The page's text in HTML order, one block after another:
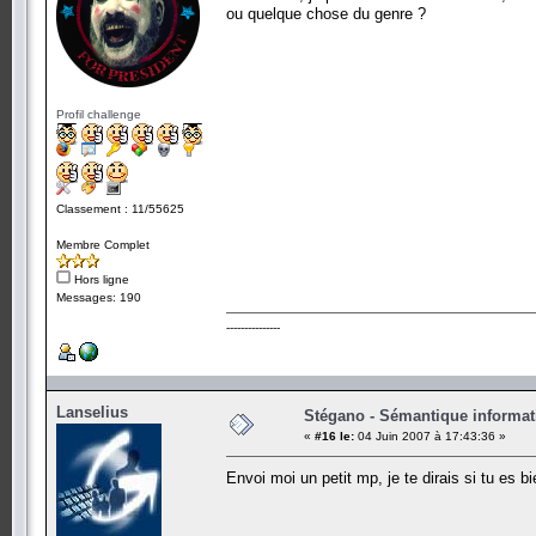
Profil challenge
Classement : 11/55625
Membre Complet
Hors ligne
Messages: 190
ou quelque chose du genre ?
---------------
Lanselius Stégano - Sémantique
« #16 le: 04 Juin 2007 à 17:43:36 »
Envoi moi un petit mp, je te dirais si tu es